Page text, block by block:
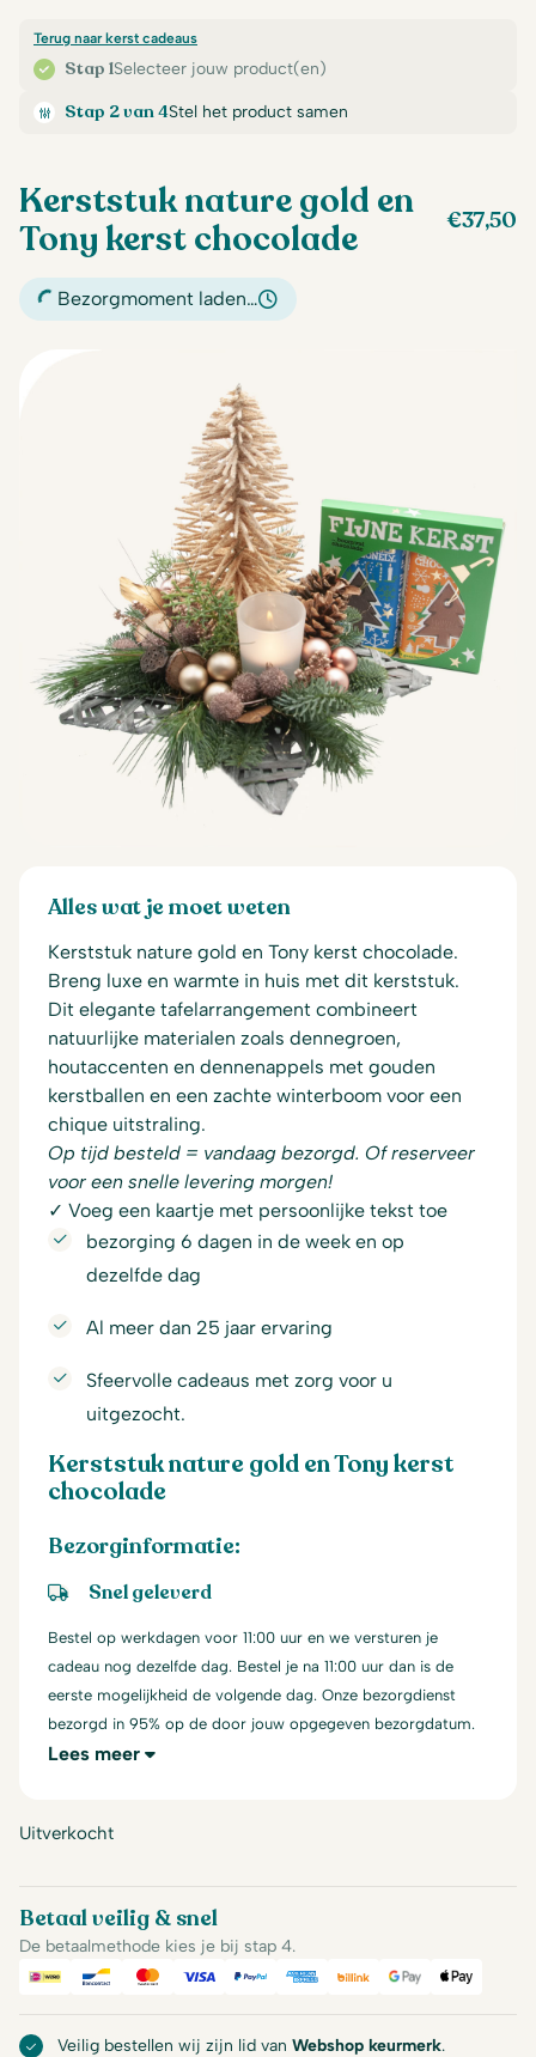
Stap 1Selecteer jouw product(en)
Terug naar kerst cadeaus
Stap 2 van 4Stel het product samen
Kerststuk nature gold en
Tony kerst chocolade
€37,50
Bezorgmoment laden…
Alles wat je moet weten
Kerststuk nature gold en Tony kerst chocolade.
Breng luxe en warmte in huis met dit kerststuk.
Dit elegante tafelarrangement combineert
natuurlijke materialen zoals dennegroen,
houtaccenten en dennenappels met gouden
kerstballen en een zachte winterboom voor een
chique uitstraling.
Op tijd besteld = vandaag bezorgd. Of reserveer
voor een snelle levering morgen!
✓ Voeg een kaartje met persoonlijke tekst toe
bezorging 6 dagen in de week en op
dezelfde dag
Al meer dan 25 jaar ervaring
Sfeervolle cadeaus met zorg voor u
uitgezocht.
Kerststuk nature gold en Tony kerst
chocolade
Bezorginformatie:
Snel geleverd
Bestel op werkdagen voor 11:00 uur en we versturen je
cadeau nog dezelfde dag. Bestel je na 11:00 uur dan is de
eerste mogelijkheid de volgende dag. Onze bezorgdienst
bezorgd in 95% op de door jouw opgegeven bezorgdatum.
Lees meer
Uitverkocht
Betaal veilig & snel
De betaalmethode kies je bij stap 4.
iDeal Bancontact
Mastercard
Visa PayPalAmerican Express
BillinkGoogle Pay
Apple
Veilig bestellen wij zijn lid van Webshop keurmerk.